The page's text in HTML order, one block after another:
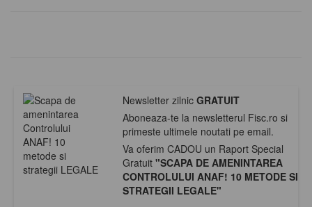
Newsletter zilnic GRATUIT
Aboneaza-te la newsletterul Fisc.ro si
primeste ultimele noutati pe email.
Va oferim CADOU un Raport Special
Gratuit "SCAPA DE AMENINTAREA
CONTROLULUI ANAF! 10 METODE SI
STRATEGII LEGALE"